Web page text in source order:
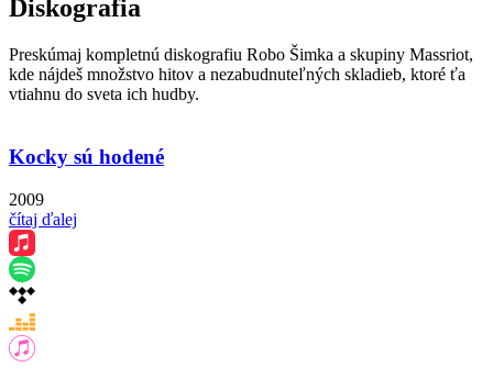
Diskografia
Preskúmaj kompletnú diskografiu Robo Šimka a skupiny Massriot,
kde nájdeš množstvo hitov a nezabudnuteľných skladieb, ktoré ťa
vtiahnu do sveta ich hudby.
Kocky sú hodené
2009
čítaj ďalej